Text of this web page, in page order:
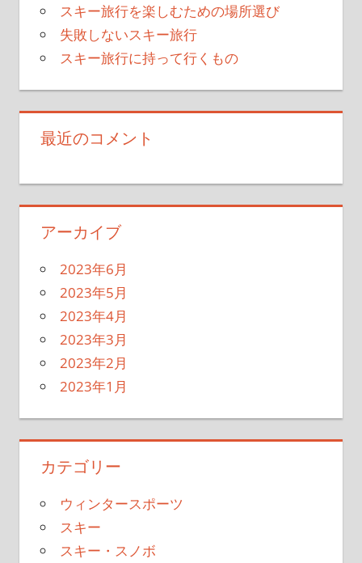
スキー旅行を楽しむための場所選び
失敗しないスキー旅行
スキー旅行に持って行くもの
最近のコメント
アーカイブ
2023年6月
2023年5月
2023年4月
2023年3月
2023年2月
2023年1月
カテゴリー
ウィンタースポーツ
スキー
スキー・スノボ